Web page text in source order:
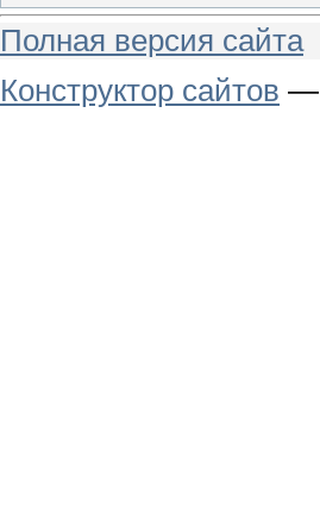
Полная версия сайта
Конструктор сайтов —